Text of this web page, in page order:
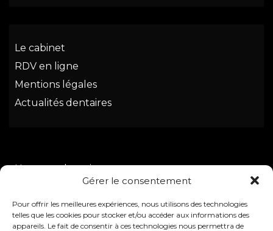
Gérer le consentement
Pour offrir les meilleures expériences, nous utilisons des technologies
telles que les cookies pour stocker et/ou accéder aux informations des
appareils. Le fait de consentir à ces technologies nous permettra de
Le cabinet
RDV en ligne
Mentions légales
Actualités dentaires
Urgence dentaire
Soins dentaires
Esthétique dentaire
Chirurgie dentaire